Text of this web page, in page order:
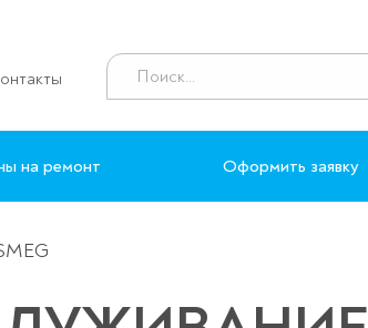
на ремонт Оформить заявку